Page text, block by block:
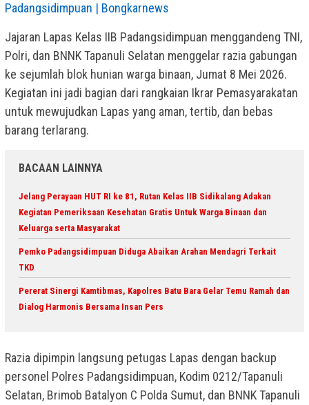
Padangsidimpuan | Bongkarnews
Jajaran Lapas Kelas IIB Padangsidimpuan menggandeng TNI,
Polri, dan BNNK Tapanuli Selatan menggelar razia gabungan
ke sejumlah blok hunian warga binaan, Jumat 8 Mei 2026.
Kegiatan ini jadi bagian dari rangkaian Ikrar Pemasyarakatan
untuk mewujudkan Lapas yang aman, tertib, dan bebas
barang terlarang.
BACAAN LAINNYA
Jelang Perayaan HUT RI ke 81, Rutan Kelas IIB Sidikalang Adakan
Kegiatan Pemeriksaan Kesehatan Gratis Untuk Warga Binaan dan
Keluarga serta Masyarakat
Pemko Padangsidimpuan Diduga Abaikan Arahan Mendagri Terkait
TKD
Pererat Sinergi Kamtibmas, Kapolres Batu Bara Gelar Temu Ramah dan
Dialog Harmonis Bersama Insan Pers
Razia dipimpin langsung petugas Lapas dengan backup
personel Polres Padangsidimpuan, Kodim 0212/Tapanuli
Selatan, Brimob Batalyon C Polda Sumut, dan BNNK Tapanuli